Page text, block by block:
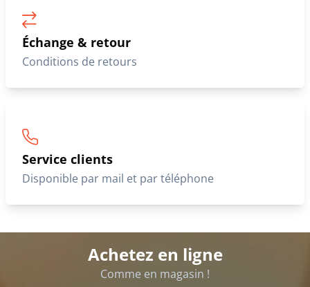
Échange & retour
Conditions de retours
Service clients
Disponible par mail et par téléphone
Achetez en ligne
Comme en magasin !